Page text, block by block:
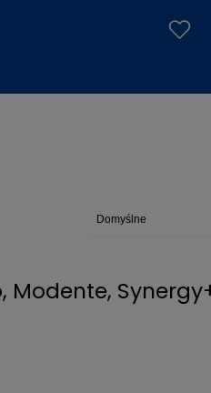
Modente,